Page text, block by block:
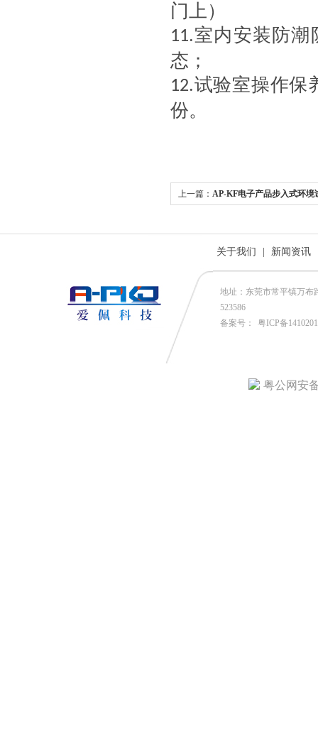
门上）
11.室内安装防潮
态；
12.试验室操作保
份。
上一篇： AP-KF电子产品步入式环境
关于我们 新闻资讯
地址：东莞市常平镇万布
523586
备案号：
粤ICP备
粤公网安